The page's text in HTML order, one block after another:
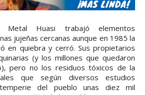
Metal Huasi trabajó elementos
jujeñas cercanas aunque en 1985 la
en quiebra y cerró. Sus propietarios
(y los millones que quedaron
pero no los residuos tóxicos de la
que según diversos estudios
del pueblo unas diez mil